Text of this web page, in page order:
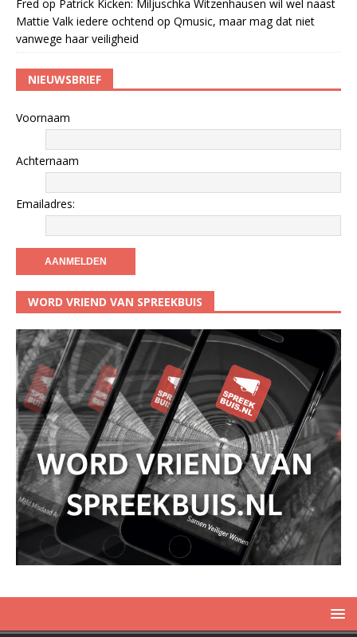
Fred op Patrick Kicken: Miljuschka Witzenhausen wil wel naast
Mattie Valk iedere ochtend op Qmusic, maar mag dat niet
vanwege haar veiligheid
NIEUWSBRIEF
Voornaam
Achternaam
Emailadres:
WORD VRIEND VAN SPREEKBUIS